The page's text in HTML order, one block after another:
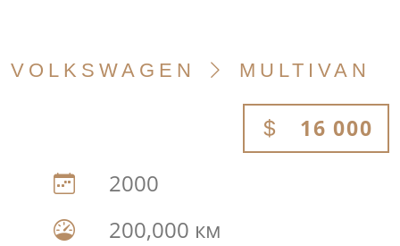
VOLKSWAGEN MULTIVAN
16 000
2000
200,000 км